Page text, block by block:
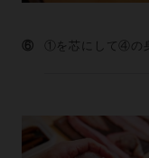
⑥ ①を芯にして④の